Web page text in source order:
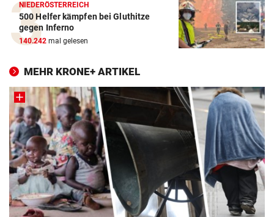
NIEDERÖSTERREICH
500 Helfer kämpfen bei Gluthitze
gegen Inferno
140.242 mal gelesen
MEHR KRONE+ ARTIKEL